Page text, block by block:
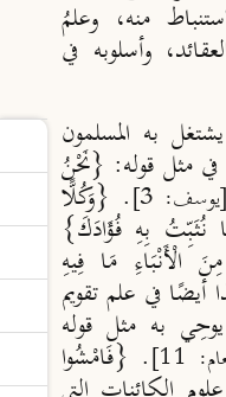
منه، وعلمُ
وأسلوبه في
به المسلمون
في مثل قوله: {نَحْنُ
[يوسف: 3] . {وَكُلًّا
نُثَبِّتُ بِهِ فُؤَادَكَ}
مَا فِيهِ
في علم تقويم
يوحِي به مثل قوله
11] . {فَامْشُوا